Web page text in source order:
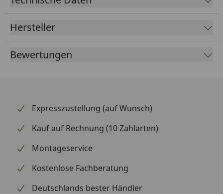
noch Fauna im Wasser. Geeignet für einen
Betriebsdruck von 1 Bar. Top OASE-Qualität: Sie
erhalten eine Garantie von 2 Jahren.
Hersteller
Bewertungen
Expresszustellung (auf Wunsch)
Kauf auf Rechnung (10 Zahlarten)
Montageservice
Kostenlose Fachberatung
Deutschlands bester Händler